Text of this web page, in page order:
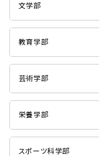
文学部
教育学部
芸術学部
栄養学部
スポーツ科学部